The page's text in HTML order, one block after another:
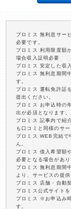
プロミス 無利息サー
必要です。
プロミス 利用限度額
場合収入証明必要
プロミス 安定した収
プロミス 無利息期間
す。
プロミス 運転免許証
提出ください。
プロミス お申込時の
出が必須となります。
プロミス 記事内で紹
も口コミと同様のサ
プロミス WEB完結で
ん。
プロミス 借入希望額
必要となる場合があり
プロミス 無利息期間
より、サービスの提
プロミス 店舗・自動
プロミス公式サイト
プロミス ※お申込み
す。